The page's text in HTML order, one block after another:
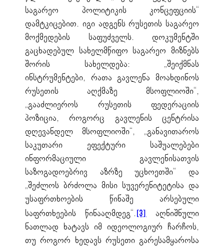
საგარეო პოლიტიკის კონცეფციის“
დამტკიცებით. იგი ადგენს რუსეთის საგარეო
მოქმედების საფუძველს. დოკუმენტში
გაცხადებულ სახელმწიფო საგარეო მიზნებს
შორის სახელდება: „შეიქმნას
ინსტრუმენტები, რათა გავლენა მოახდინოს
რუსეთის აღქმაზე მსოფლიოში“,
„გააძლიეროს რუსეთის ფედერაციის
პოზიცია, როგორც გავლენის ცენტრისა
დღევანდელ მსოფლიოში“, „განავითაროს
საკუთარი ეფექტური საშუალებები
ინფორმაციული გავლენისათვის
საზოგადოებრივ აზრზე უცხოეთში“ და
„შეძლოს ბრძოლა მისი სუვერენიტეტისა და
უსაფრთხოების წინაშე არსებული
საფრთხეების წინააღმდეგ“. [3]
აღნიშნული
ნათლად ხატავს იმ იდეოლოგიურ ჩარჩოს,
თუ როგორ ხედავს რუსეთი გარესამყაროსა